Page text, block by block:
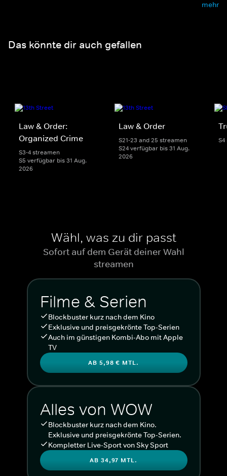
mehr
Das könnte dir auch gefallen
Law & Order:
Organized Crime
S3-4 streamen
S5 verfügbar bis 31 Aug.
2026
Law & Order
S21-23 and 25 streamen
S24 verfügbar bis 31 Aug.
2026
Wähl, was zu dir passt
Sofort auf dem Gerät deiner Wahl
streamen
Filme & Serien
Blockbuster kurz nach dem Kino
Exklusive und preisgekrönte Top-Serien
Auch im günstigen Kombi-Abo mit Apple
TV
AB 5,98 € MTL.
Alles von WOW
Blockbuster kurz nach dem Kino.
Exklusive und preisgekrönte Top-Serien.
Kompletter Live-Sport von Sky Sport
AB 34,97 MTL.